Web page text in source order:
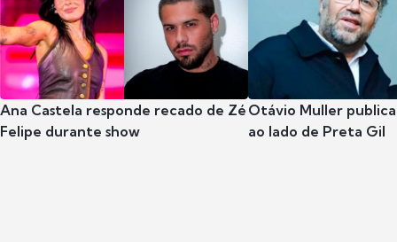
Ana Castela responde recado de Zé
Felipe durante show
Otávio Muller
ao lado de Preta Gil